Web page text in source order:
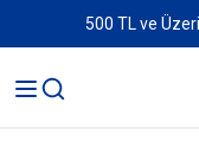
500 TL ve